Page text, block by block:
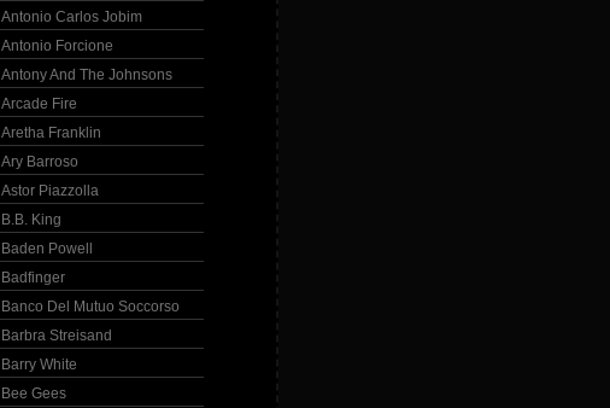
Antonio Carlos Jobim
Antonio Forcione
Antony And The Johnsons
Arcade Fire
Aretha Franklin
Ary Barroso
Astor Piazzolla
B.B. King
Baden Powell
Badfinger
Banco Del Mutuo Soccorso
Barbra Streisand
Barry White
Bee Gees